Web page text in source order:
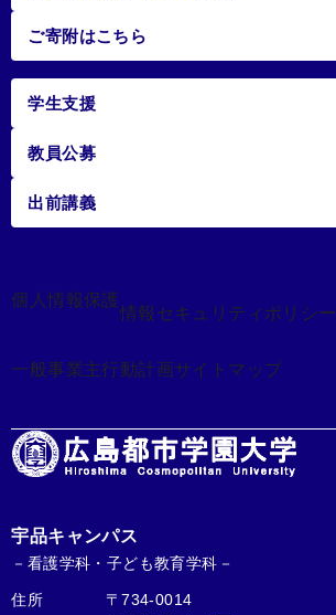
宇品キャンパス
－看護学科・子ども教育学科－
住所
〒734-0014
ご寄附はこちら
学生支援
教員公募
出前講義
個人情報保護
情報セキュリティポリシー
一般事業主行動計画サイトマップ